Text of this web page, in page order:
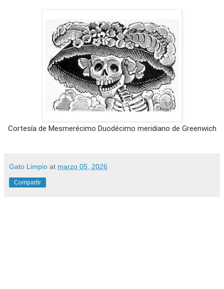
Cortesía de Mesmerécimo Duodécimo meridiano de Greenwich
Gato Limpio at marzo 05, 2026
Compartir